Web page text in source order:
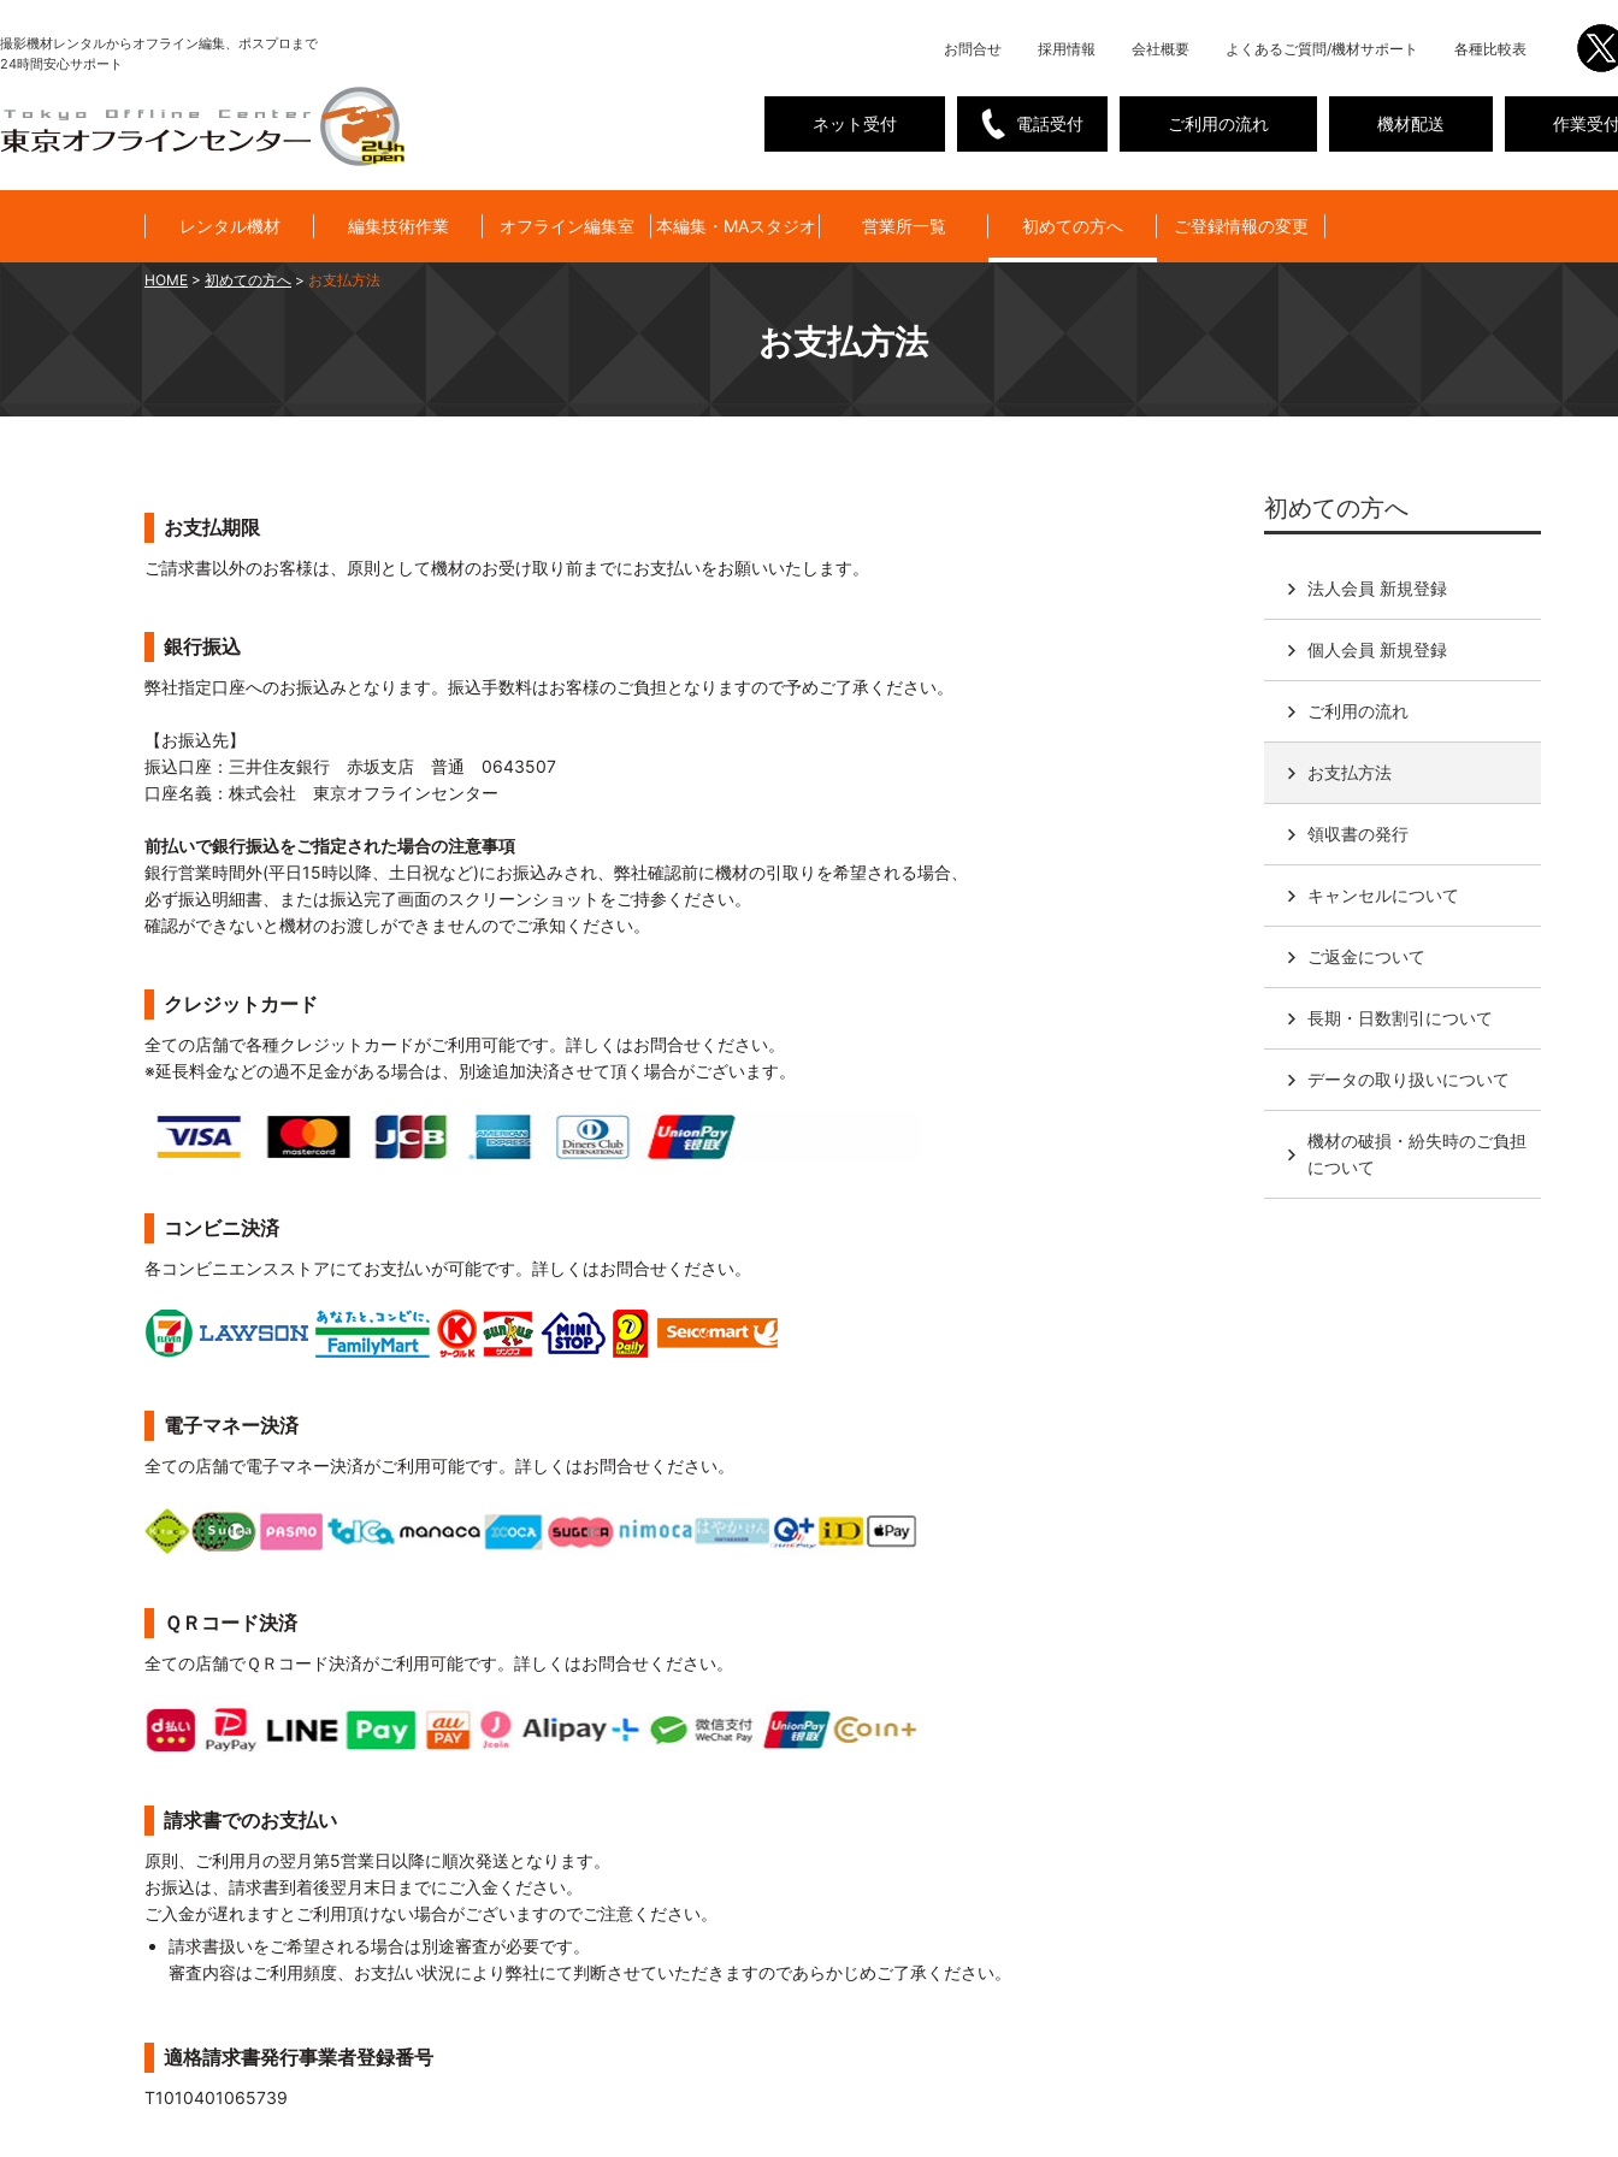
撮影機材レンタルからオフライン編集、ポスプロまで
24時間安心サポート
お問合せ 採用情報 会社概要 よくあるご質問/機材サポート 各種比較表
作業受
機材配送
ご利用の流れ
電話受付
ネット受付
レンタル機材 編集技術作業 オフライン編集室 本編集・MAスタジオ 営業所一覧 初めての方へ ご登録情報の変更
HOME > 初めての方へ > お支払方法
お支払方法
お支払期限
ご請求書以外のお客様は、原則として機材のお受け取り前までにお支払いをお願いいたします。
銀行振込
弊社指定口座へのお振込みとなります。振込手数料はお客様のご負担となりますので予めご了承ください。
【お振込先】
振込口座：三井住友銀行 赤坂支店 普通 0643507
口座名義：株式会社 東京オフラインセンター
前払いで銀行振込をご指定された場合の注意事項
銀行営業時間外(平日15時以降、土日祝など)にお振込みされ、弊社確認前に機材の引取りを希望される場合、
必ず振込明細書、または振込完了画面のスクリーンショットをご持参ください。
確認ができないと機材のお渡しができませんのでご承知ください。
クレジットカード
全ての店舗で各種クレジットカードがご利用可能です。詳しくはお問合せください。
※延長料金などの過不足金がある場合は、別途追加決済させて頂く場合がございます。
コンビニ決済
各コンビニエンスストアにてお支払いが可能です。詳しくはお問合せください。
電子マネー決済
全ての店舗で電子マネー決済がご利用可能です。詳しくはお問合せください。
ＱＲコード決済
全ての店舗でＱＲコード決済がご利用可能です。詳しくはお問合せください。
請求書でのお支払い
原則、ご利用月の翌月第5営業日以降に順次発送となります。
お振込は、請求書到着後翌月末日までにご入金ください。
ご入金が遅れますとご利用頂けない場合がございますのでご注意ください。
請求書扱いをご希望される場合は別途審査が必要です。
審査内容はご利用頻度、お支払い状況により弊社にて判断させていただきますのであらかじめご了承ください。
適格請求書発行事業者登録番号
T1010401065739
初めての方へ
法人会員 新規登録
個人会員 新規登録
ご利用の流れ
お支払方法
領収書の発行
キャンセルについて
ご返金について
長期・日数割引について
データの取り扱いについて
機材の破損・紛失時のご負担
について